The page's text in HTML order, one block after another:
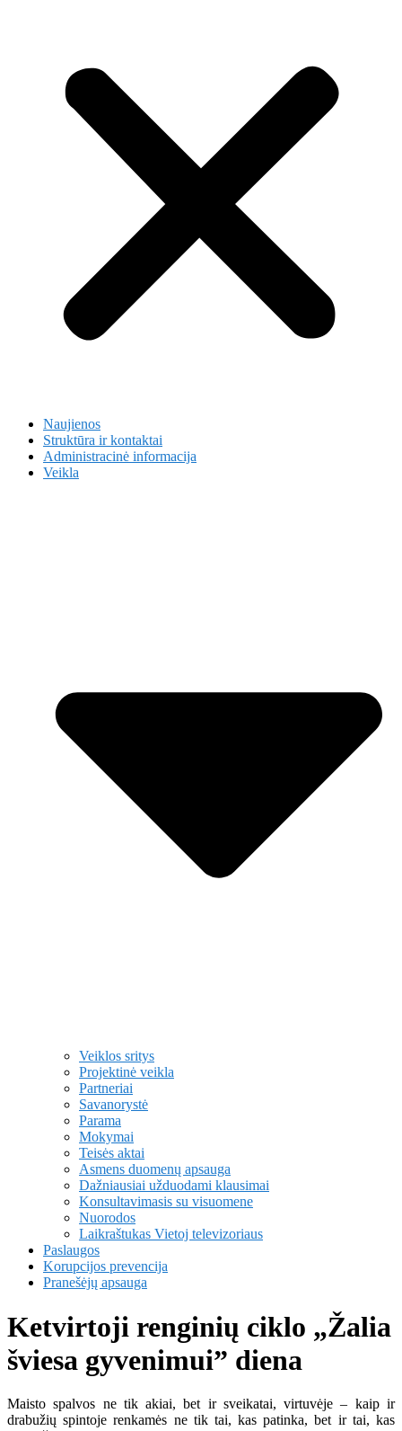
Naujienos
Struktūra ir kontaktai
Administracinė informacija
Veikla
Veiklos sritys
Projektinė veikla
Partneriai
Savanorystė
Parama
Mokymai
Teisės aktai
Asmens duomenų apsauga
Dažniausiai užduodami klausimai
Konsultavimasis su visuomene
Nuorodos
Laikraštukas Vietoj televizoriaus
Paslaugos
Korupcijos prevencija
Pranešėjų apsauga
Ketvirtoji renginių ciklo „Žalia
šviesa gyvenimui” diena
Maisto spalvos ne tik akiai, bet ir sveikatai, virtuvėje – kaip ir
drabužių spintoje renkamės ne tik tai, kas patinka, bet ir tai, kas